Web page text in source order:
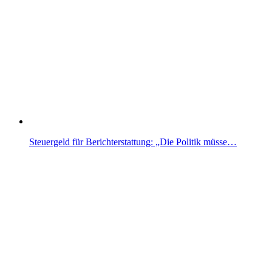
Steuergeld für Berichterstattung: „Die Politik müsse…